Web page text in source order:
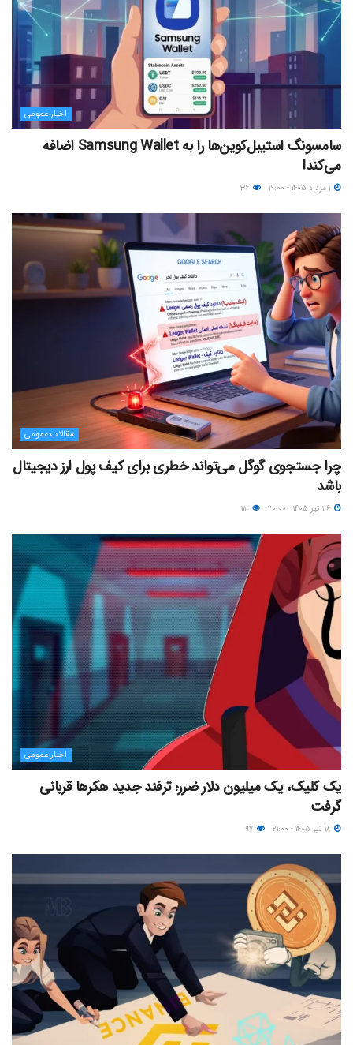
اخبار عمومی
سامسونگ استیبل‌کوین‌ها را به Samsung Wallet اضافه
می‌کند!
مقالات عمومی
چرا جستجوی گوگل می‌تواند خطری برای کیف پول ارز دیجیتال
باشد
اخبار عمومی
یک کلیک، یک میلیون دلار ضرر؛ ترفند جدید هکرها قربانی
گرفت